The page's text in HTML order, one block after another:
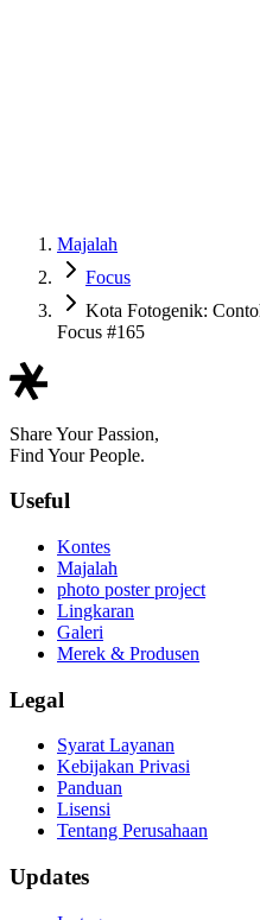
Majalah
Focus
Kota Fotogenik:
Focus #165
Share Your Passion,
Find Your People.
Useful
Kontes
Majalah
photo poster project
Lingkaran
Galeri
Merek & Produsen
Legal
Syarat Layanan
Kebijakan Privasi
Panduan
Lisensi
Tentang Perusahaan
Updates